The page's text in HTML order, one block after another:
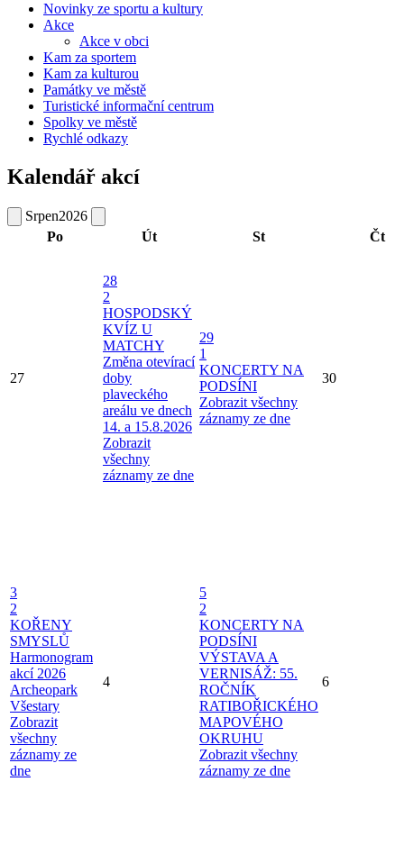
Novinky ze sportu a kultury
Akce
Akce v obci
Kam za sportem
Kam za kulturou
Památky ve městě
Turistické informační centrum
Spolky ve městě
Rychlé odkazy
Kalendář akcí
Srpen2026
Po
Út St Čt
27
28
2
HOSPODSKÝ
KVÍZ U
MATCHY
Změna otevírací
doby
plaveckého
areálu ve dnech
14. a 15.8.2026
Zobrazit
všechny
záznamy ze dne
29
1
KONCERTY NA
PODSÍNI
Zobrazit všechny
záznamy ze dne
30
3
2
KOŘENY
SMYSLŮ
Harmonogram
akcí 2026
Archeopark
Všestary
Zobrazit
všechny
záznamy ze
dne
4
5
2
KONCERTY NA
PODSÍNI
VÝSTAVA A
VERNISÁŽ: 55.
ROČNÍK
RATIBOŘICKÉHO
MAPOVÉHO
OKRUHU
Zobrazit všechny
záznamy ze dne
6